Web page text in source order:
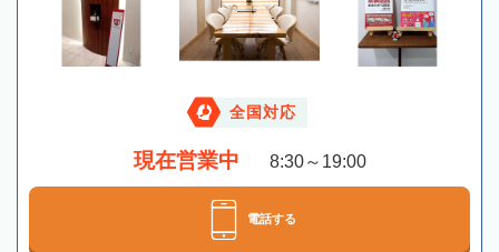
全国対応
現在営業中 8:30～19:00
電話する